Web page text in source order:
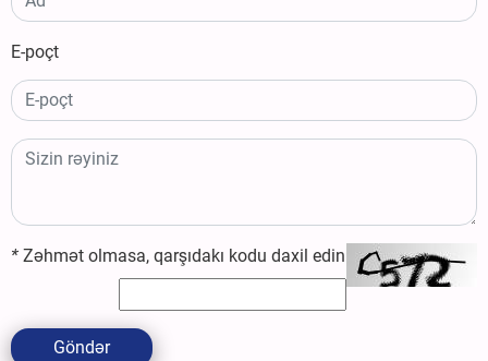
E-poçt
* Zəhmət olmasa, qarşıdakı kodu daxil edin
Göndər